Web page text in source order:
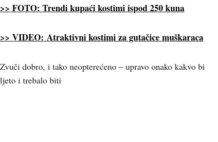
>> FOTO: Trendi kupaći kostimi ispod 250 kuna
>> VIDEO: Atraktivni kostimi za gutačice muškaraca
Zvuči dobro, i tako neopterećeno – upravo onako kakvo bi
ljeto i trebalo biti